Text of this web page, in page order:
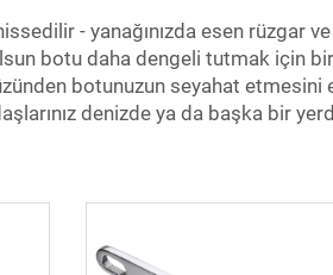
- yanağınızda esen rüzgar
botu daha dengeli tutmak için
botunuzun seyahat
denizde ya da başka bir